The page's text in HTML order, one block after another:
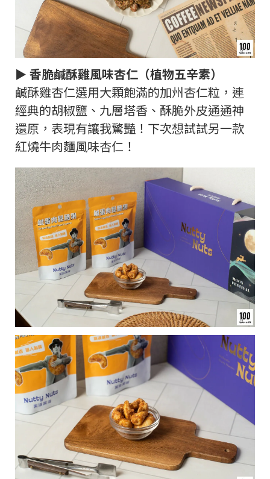
► 香脆鹹酥雞風味杏仁（植物五辛素）
鹹酥雞杏仁選用大顆飽滿的加州杏仁粒，連
經典的胡椒鹽、九層塔香、酥脆外皮通通神
還原，表現有讓我驚豔！下次想試試另一款
紅燒牛肉麵風味杏仁！